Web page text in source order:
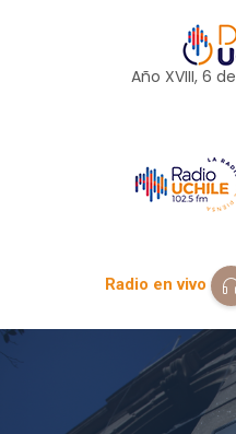
Año XVIII, 6 de
Radio en vivo